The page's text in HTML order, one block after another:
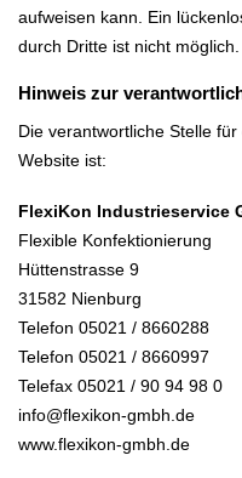
aufweisen kann. Ein
durch Dritte ist nicht möglich.
Hinweis zur
Die verantwortliche Stelle
Website ist:
FlexiKon Industrieservice
Flexible Konfektionierung
Hüttenstrasse 9
31582 Nienburg
Telefon 05021 / 8660288
Telefon 05021 / 8660997
Telefax 05021 / 90 94 98 0
info@flexikon-gmbh.de
www.flexikon-gmbh.de